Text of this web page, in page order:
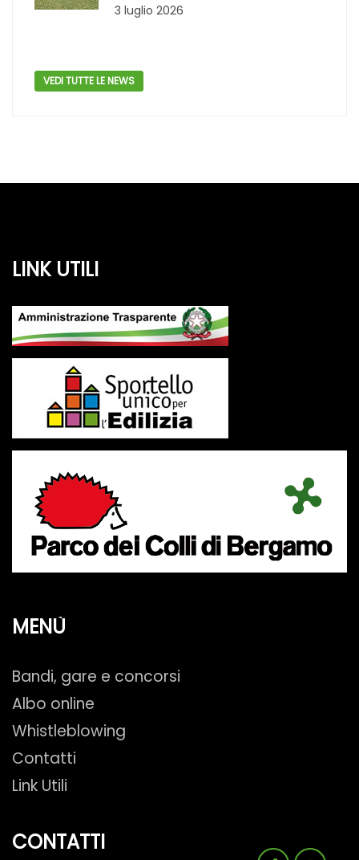
3 luglio 2026
VEDI TUTTE LE NEWS
LINK UTILI
MENÙ
Bandi, gare e concorsi
Albo online
Whistleblowing
Contatti
Link Utili
CONTATTI